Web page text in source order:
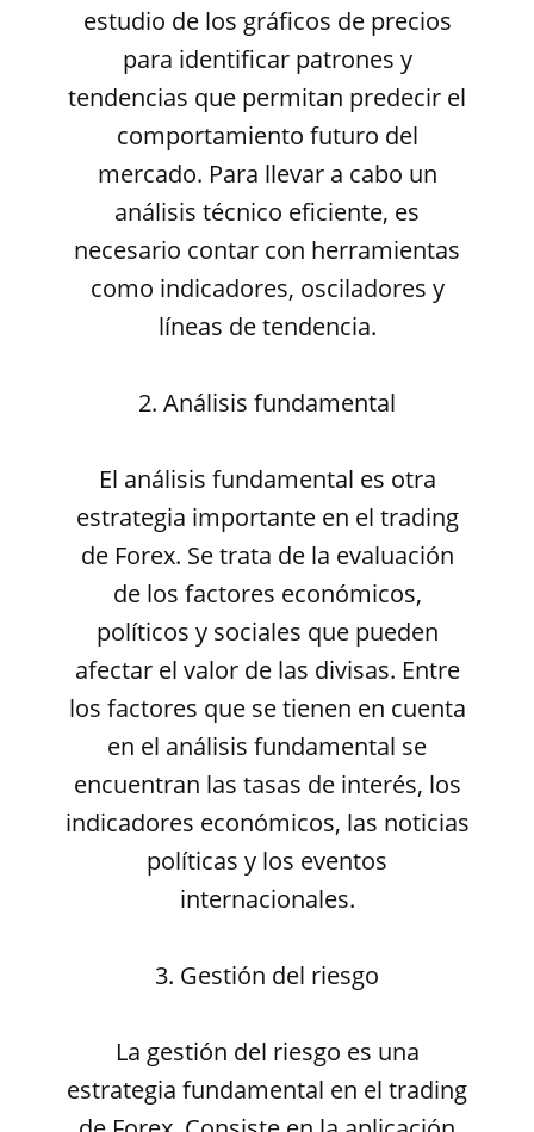
estudio de los gráficos de precios
para identificar patrones y
tendencias que permitan predecir el
comportamiento futuro del
mercado. Para llevar a cabo un
análisis técnico eficiente, es
necesario contar con herramientas
como indicadores, osciladores y
líneas de tendencia.
2. Análisis fundamental
El análisis fundamental es otra
estrategia importante en el trading
de Forex. Se trata de la evaluación
de los factores económicos,
políticos y sociales que pueden
afectar el valor de las divisas. Entre
los factores que se tienen en cuenta
en el análisis fundamental se
encuentran las tasas de interés, los
indicadores económicos, las noticias
políticas y los eventos
internacionales.
3. Gestión del riesgo
La gestión del riesgo es una
estrategia fundamental en el trading